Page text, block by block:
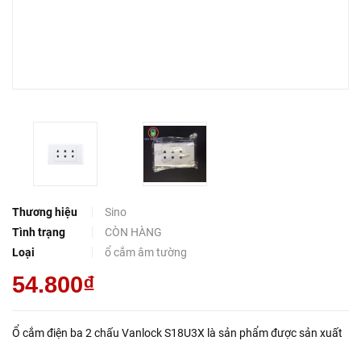
Thương hiệu
Sino
Tình trạng
CÒN HÀNG
Loại
ổ cắm âm tường
54.800₫
Ổ cắm điện ba 2 chấu Vanlock S18U3X là sản phẩm được sản xuất